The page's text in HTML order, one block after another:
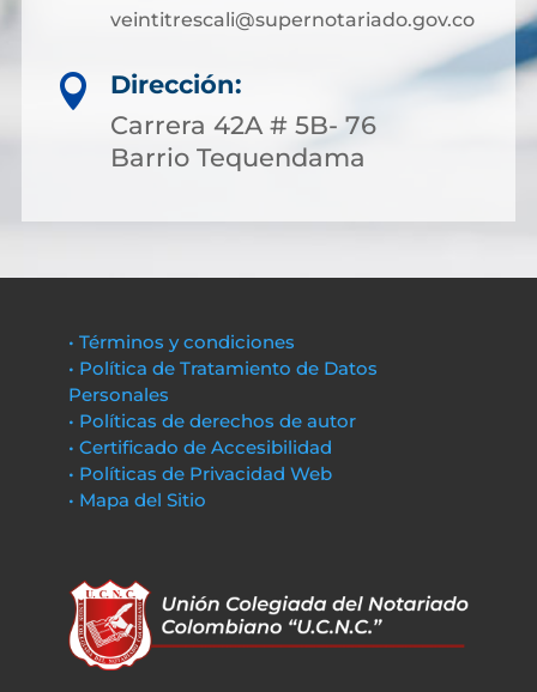
veintitrescali@supernotariado.gov.co

Dirección:
Carrera 42A # 5B- 76
Barrio Tequendama
• Términos y condiciones
• Política de Tratamiento de Datos
Personales
• Políticas de derechos de autor
• Certificado de Accesibilidad
• Políticas de Privacidad Web
• Mapa del Sitio